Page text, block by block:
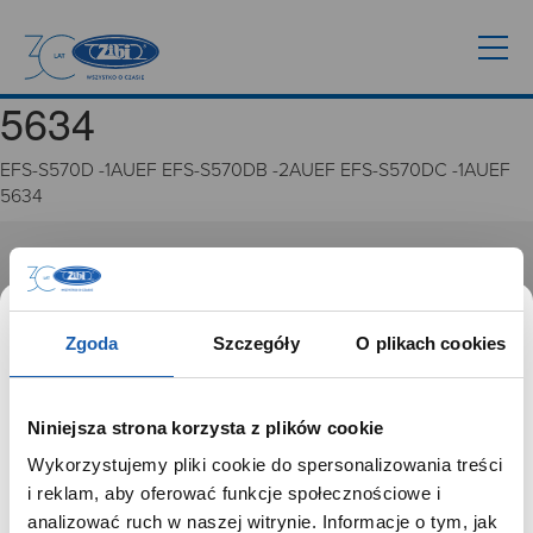
Zgoda Szczegóły O plikach cookies
Niniejsza strona korzysta z plików cookie
Wykorzystujemy pliki cookie do spersonalizowania treści
i reklam, aby oferować funkcje społecznościowe i
analizować ruch w naszej witrynie. Informacje o tym, jak
5634
EFS-S570D -1AUEF EFS-S570DB -2AUEF EFS-S570DC -1AUEF
5634
GRUPA ZIBI
Misja, wizja i wartości Grupy Zibi
Ważne daty
Zgoda na ciasteczka
PRODUKTYSZANOWNY UŻYTKOWNIKU,
SZANOWNA UŻYTKOWNICZKO